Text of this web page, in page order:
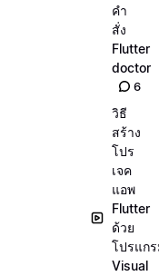
คำ
สั่ง
Flutter
doctor
6
วิธี
สร้าง
โปร
เจค
แอพ
Flutter
ด้วย
โปรแก
Visual